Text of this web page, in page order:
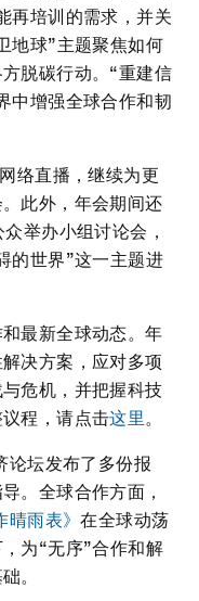
再培训的需求，并关
地球”主题聚焦如何
脱碳行动。“重建信
中增强全球合作和韧
络直播，继续为更
此外，年会期间还
举办小组讨论会，
的世界”这一主题进
最新全球动态。年
决方案，应对多项
危机，并把握科技
程，请点击这里。
论坛发布了多份报
。全球合作方面，
晴雨表》在全球动荡
为“无序”合作和解
。